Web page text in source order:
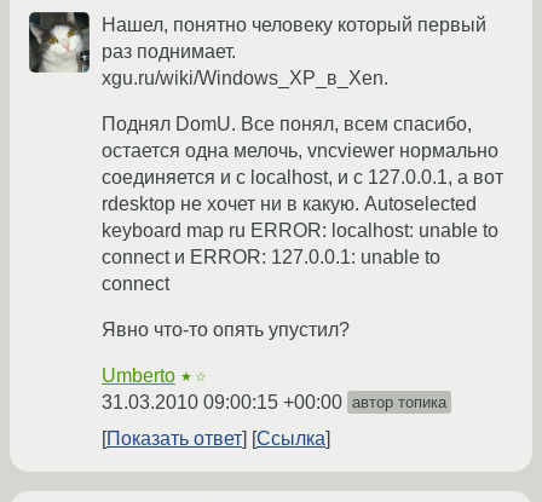
Нашел, понятно человеку который первый
раз поднимает.
xgu.ru/wiki/Windows_XP_в_Xen.
Поднял DomU. Все понял, всем спасибо,
остается одна мелочь, vncviewer нормально
соединяется и с localhost, и с 127.0.0.1, а вот
rdesktop не хочет ни в какую. Autoselected
keyboard map ru ERROR: localhost: unable to
connect и ERROR: 127.0.0.1: unable to
connect
Явно что-то опять упустил?
Umberto ★☆
31.03.2010 09:00:15 +00:00 автор топика
Показать ответ Ссылка